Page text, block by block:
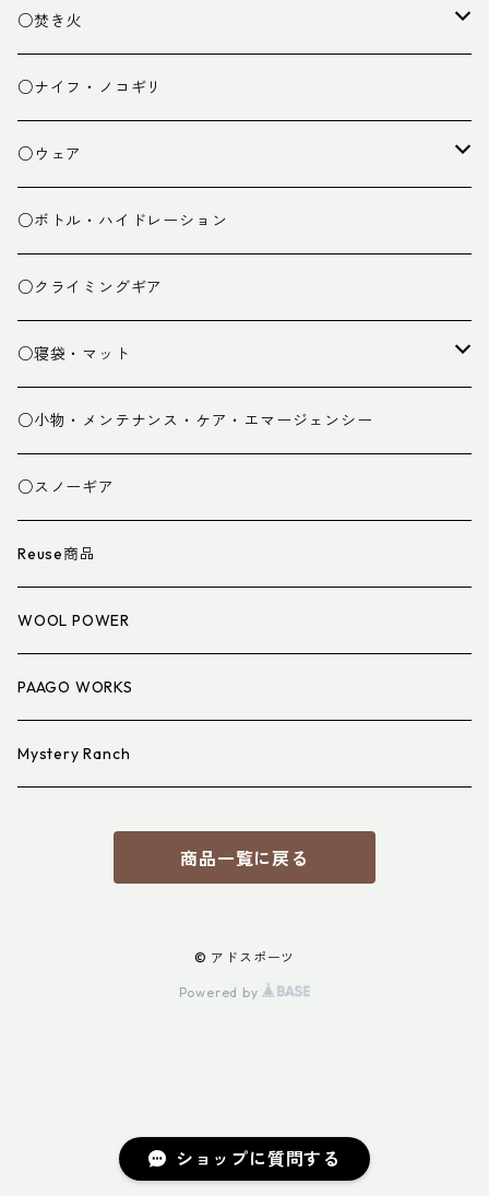
ショップに質問する
ランタン
テーブル
チェア
○焚き火
焚き火台
焚き火小物
○ナイフ・ノコギリ
○ウェア
ミドルレイヤー
ベースレイヤー
パンツ
グローブ
スパッツ・ゲイター
衣類小物
アイウェア
○ボトル・ハイドレーション
○クライミングギア
○寝袋・マット
寝袋
マット
寝具小物
○小物・メンテナンス・ケア・エマージェンシー
○スノーギア
Reuse商品
WOOL POWER
PAAGO WORKS
Mystery Ranch
商品一覧に戻る
© アドスポーツ
Powered by